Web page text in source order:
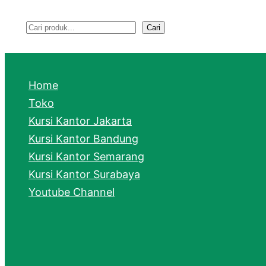
S
e
a
r
c
h
Cari
Home
Toko
Kursi Kantor Jakarta
Kursi Kantor Bandung
Kursi Kantor Semarang
Kursi Kantor Surabaya
Youtube Channel